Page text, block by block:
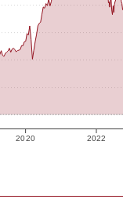
2020 2022